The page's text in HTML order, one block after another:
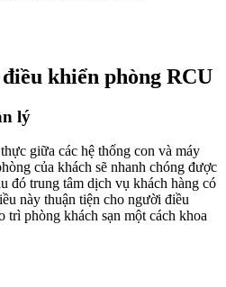
khiển phòng RCU
lý
giữa các hệ thống con và máy
của khách sẽ nhanh chóng được
đó trung tâm dịch vụ khách hàng có
này thuận tiện cho người điều
trì phòng khách sạn một cách khoa